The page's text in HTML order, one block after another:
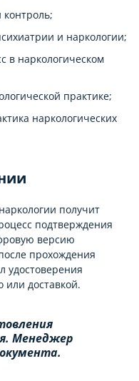
и наркологии;
в наркологическом
практике;
наркологических
получит
подтверждения
версию
прохождения
удостоверения
или доставкой.
Менеджер